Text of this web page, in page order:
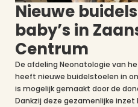
Nieuwe
baby’s in
Centrum
De afdeling Neonatologie van
heeft nieuwe buidelstoelen in
is mogelijk gemaakt door de
Dankzij deze gezamenlijke inzet